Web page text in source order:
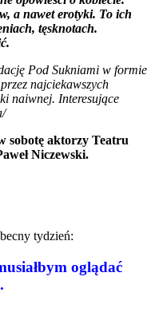
a nawet erotyki. To ich
tęsknotach.
Pod Sukniami w formie
najciekawszych
naiwnej. Interesujące
sobotę aktorzy Teatru
Niczewski.
tydzień:
oglądać